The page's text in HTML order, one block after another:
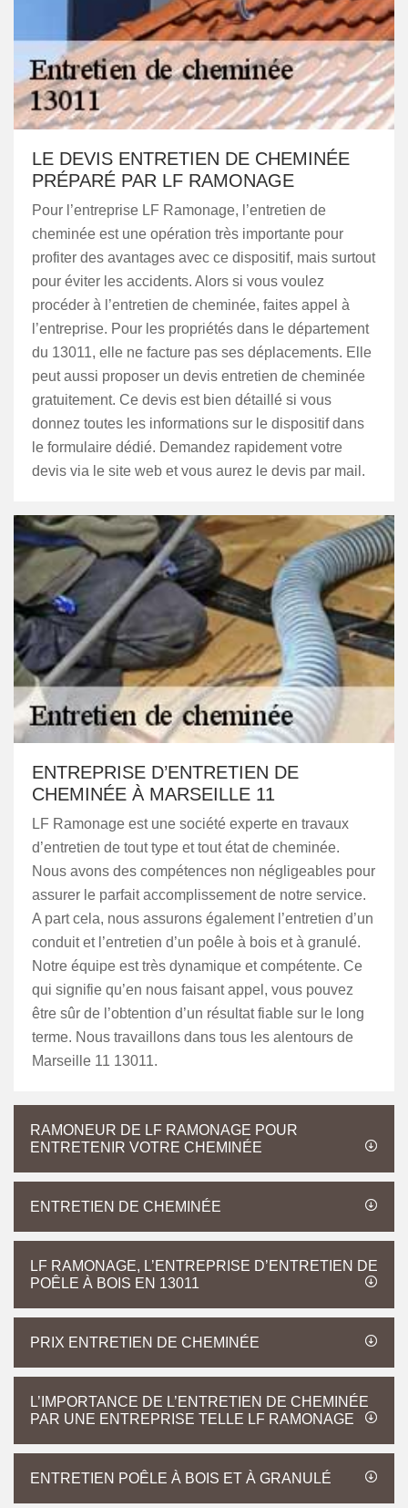
LE DEVIS ENTRETIEN DE CHEMINÉE
PRÉPARÉ PAR LF RAMONAGE
Pour l’entreprise LF Ramonage, l’entretien de
cheminée est une opération très importante pour
profiter des avantages avec ce dispositif, mais surtout
pour éviter les accidents. Alors si vous voulez
procéder à l’entretien de cheminée, faites appel à
l’entreprise. Pour les propriétés dans le département
du 13011, elle ne facture pas ses déplacements. Elle
peut aussi proposer un devis entretien de cheminée
gratuitement. Ce devis est bien détaillé si vous
donnez toutes les informations sur le dispositif dans
le formulaire dédié. Demandez rapidement votre
devis via le site web et vous aurez le devis par mail.
ENTREPRISE D’ENTRETIEN DE
CHEMINÉE À MARSEILLE 11
LF Ramonage est une société experte en travaux
d’entretien de tout type et tout état de cheminée.
Nous avons des compétences non négligeables pour
assurer le parfait accomplissement de notre service.
A part cela, nous assurons également l’entretien d’un
conduit et l’entretien d’un poêle à bois et à granulé.
Notre équipe est très dynamique et compétente. Ce
qui signifie qu’en nous faisant appel, vous pouvez
être sûr de l’obtention d’un résultat fiable sur le long
terme. Nous travaillons dans tous les alentours de
Marseille 11 13011.
RAMONEUR DE LF RAMONAGE POUR
ENTRETENIR VOTRE CHEMINÉE
ENTRETIEN DE CHEMINÉE
LF RAMONAGE, L’ENTREPRISE D’ENTRETIEN DE
POÊLE À BOIS EN 13011
PRIX ENTRETIEN DE CHEMINÉE
L’IMPORTANCE DE L’ENTRETIEN DE CHEMINÉE
PAR UNE ENTREPRISE TELLE LF RAMONAGE
ENTRETIEN POÊLE À BOIS ET À GRANULÉ